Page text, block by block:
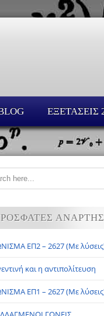
ΕΞΕΤΑΣΕΙΣ
ΕΠ2 – 2627 (Με
και η αντιπολίτευση
ΕΠ1 – 2627 (Με